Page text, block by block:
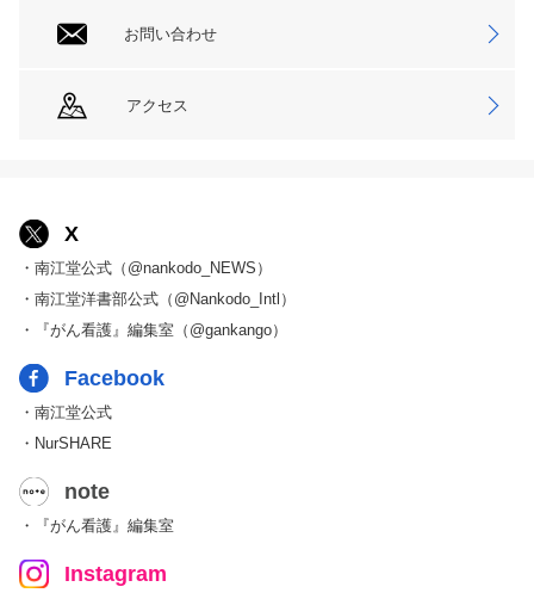
お問い合わせ
アクセス
X
・南江堂公式（@nankodo_NEWS）
・南江堂洋書部公式（@Nankodo_Intl）
・『がん看護』編集室（@gankango）
Facebook
・南江堂公式
・NurSHARE
note
・『がん看護』編集室
Instagram